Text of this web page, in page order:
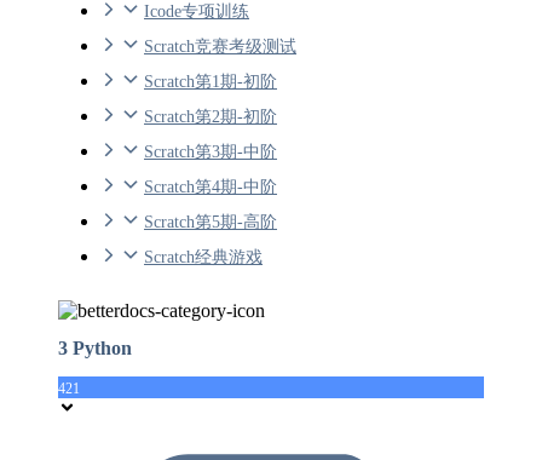
Icode专项训练
Scratch竞赛考级测试
Scratch第1期-初阶
Scratch第2期-初阶
Scratch第3期-中阶
Scratch第4期-中阶
Scratch第5期-高阶
Scratch经典游戏
3 Python
421